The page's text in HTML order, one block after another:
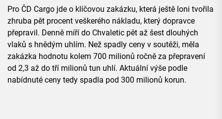
Pro ČD Cargo jde o klíčovou zakázku, která ještě loni tvořila
zhruba pět procent veškerého nákladu, který dopravce
přepravil. Denně míří do Chvaletic pět až šest dlouhých
vlaků s hnědým uhlím. Než spadly ceny v soutěži, měla
zakázka hodnotu kolem 700 milionů ročně za přepravení
od 2,3 až do tří milionů tun uhlí. Aktuální výše podle
nabídnuté ceny tedy spadla pod 300 milionů korun.